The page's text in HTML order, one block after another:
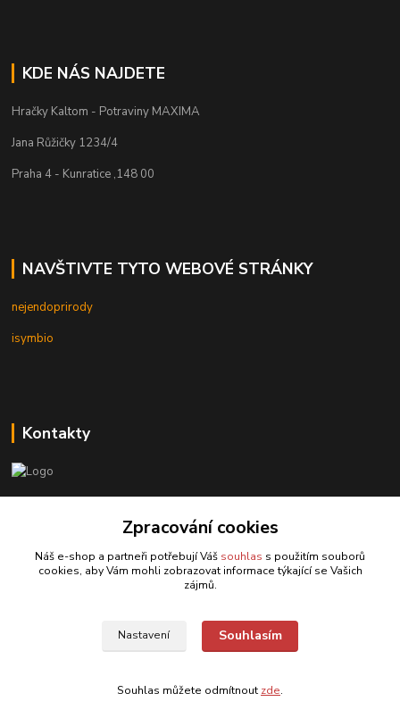
KDE NÁS NAJDETE
Hračky Kaltom - Potraviny MAXIMA
Jana Růžičky 1234/4
Praha 4 - Kunratice ,148 00
NAVŠTIVTE TYTO WEBOVÉ STRÁNKY
nejendoprirody
isymbio
Kontakty
Hračky Kaltom
Hračky Kaltom
+420 777 538 008
(Po-Pá, 9 - 18 hod.)
Zpracování cookies
Náš e-shop a partneři potřebují Váš souhlas s použitím souborů
cookies, aby Vám mohli zobrazovat informace týkající se Vašich
zájmů.
Nastavení Souhlasím
Souhlas můžete odmítnout zde.